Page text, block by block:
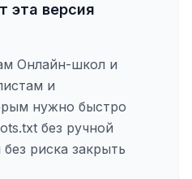
эта версия
Онлайн-школ и
и
нужно быстро
без ручной
риска закрыть